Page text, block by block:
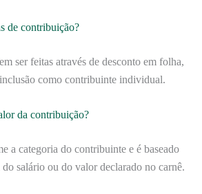
de contribuição?
ser feitas através de desconto em folha,
como contribuinte individual.
da contribuição?
a categoria do contribuinte e é baseado
salário ou do valor declarado no carnê.